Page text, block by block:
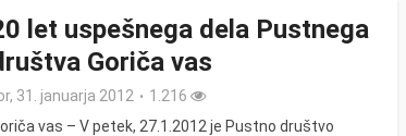
let uspešnega dela Pustnega
Goriča vas
31. januarja 2012
1.216
vas – V petek, 27.1.2012 je Pustno društvo